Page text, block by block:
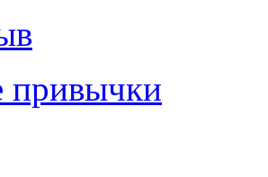
привычки